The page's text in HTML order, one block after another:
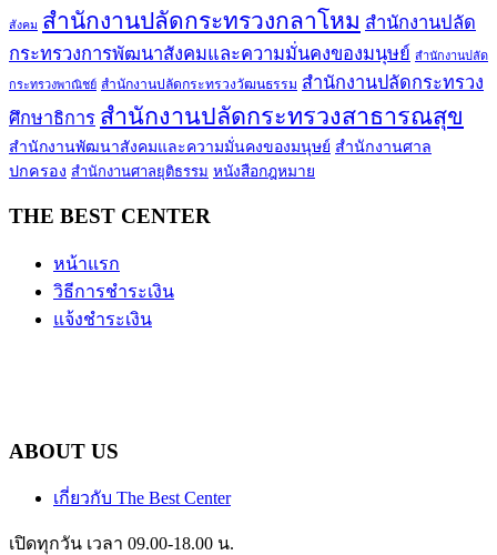
สังคม สำนักงานปลัดกระทรวงกลาโหม สำนักงานปลัด
กระทรวงการพัฒนาสังคมและความมั่นคงของมนุษย์ สำนักงานปลัด
กระทรวงพาณิชย์ สำนักงานปลัดกระทรวงวัฒนธรรม สำนักงานปลัดกระทรวง
ศึกษาธิการ สำนักงานปลัดกระทรวงสาธารณสุข
สำนักงานพัฒนาสังคมและความมั่นคงของมนุษย์ สำนักงานศาล
ปกครอง สำนักงานศาลยุติธรรม หนังสือกฎหมาย
THE BEST CENTER
หน้าแรก
วิธีการชำระเงิน
แจ้งชำระเงิน
ABOUT US
เกี่ยวกับ The Best Center
เปิดทุกวัน เวลา 09.00-18.00 น.